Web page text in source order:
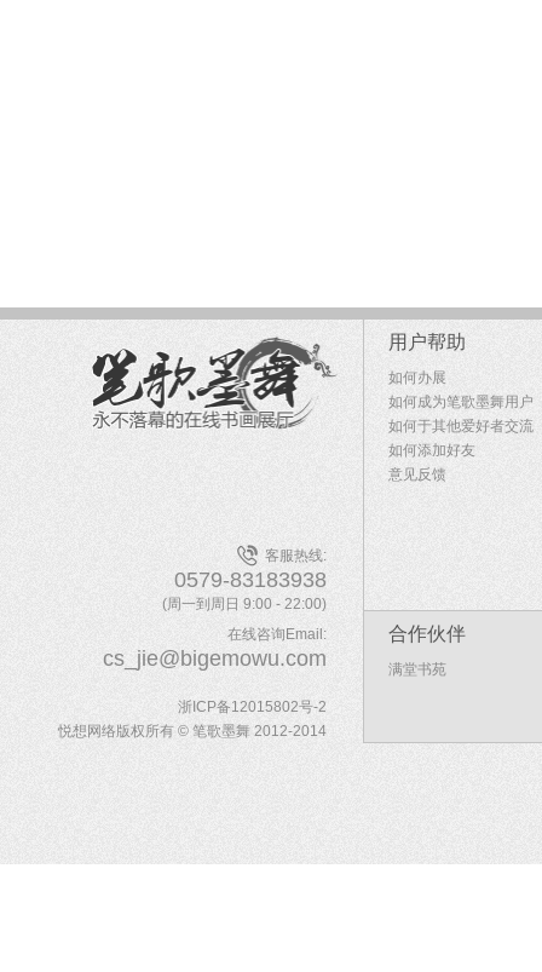
客服热线:
0579-83183938
(周一到周日 9:00 - 22:00)
在线咨询Email:
cs_jie@bigemowu.com
浙ICP备12015802号-2
悦想网络版权所有 © 笔歌墨舞 2012-2014
用户帮助
如何办展
如何成为笔歌墨舞用户
如何于其他爱好者交流
如何添加好友
意见反馈
合作伙伴
满堂书苑